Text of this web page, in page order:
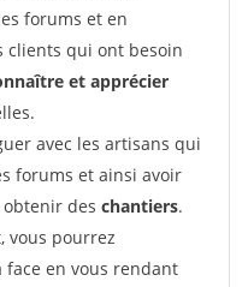
forums et en
clients qui ont besoin
et apprécier
avec les artisans qui
forums et ainsi avoir
des chantiers.
vous pourrez
en vous rendant